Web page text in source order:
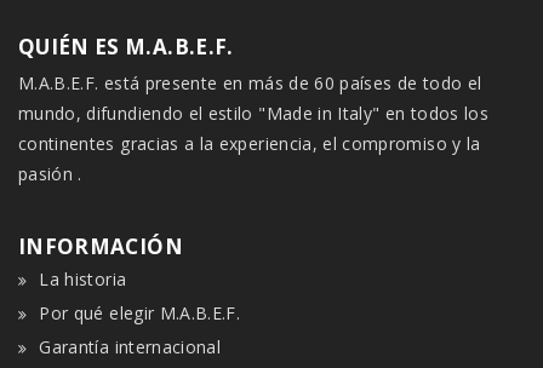
QUIÉN ES M.A.B.E.F.
M.A.B.E.F. está presente en más de 60 países de todo el
mundo, difundiendo el estilo "Made in Italy" en todos los
continentes gracias a la experiencia, el compromiso y la
pasión .
INFORMACIÓN
La historia
Por qué elegir M.A.B.E.F.
Garantía internacional